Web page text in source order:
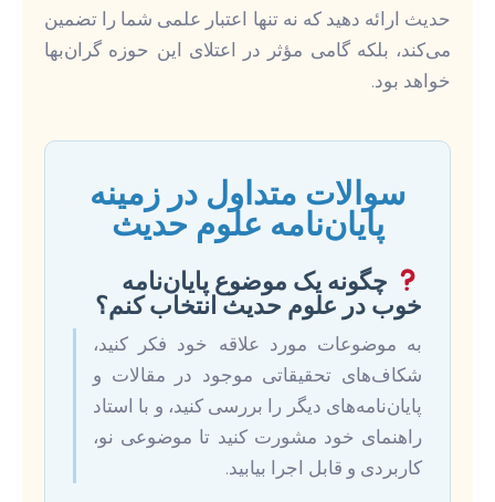
حدیث ارائه دهید که نه تنها اعتبار علمی شما را تضمین
می‌کند، بلکه گامی مؤثر در اعتلای این حوزه گران‌بها
خواهد بود.
سوالات متداول در زمینه
پایان‌نامه علوم حدیث
چگونه یک موضوع پایان‌نامه
خوب در علوم حدیث انتخاب کنم؟
به موضوعات مورد علاقه خود فکر کنید،
شکاف‌های تحقیقاتی موجود در مقالات و
پایان‌نامه‌های دیگر را بررسی کنید، و با استاد
راهنمای خود مشورت کنید تا موضوعی نو،
کاربردی و قابل اجرا بیابید.